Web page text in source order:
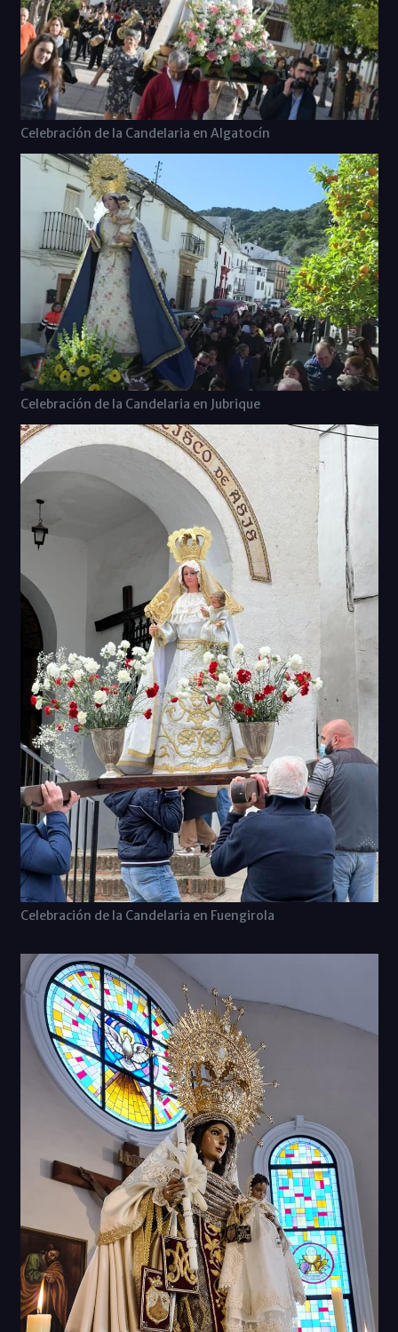
Celebración de la Candelaria en Algatocín
Celebración de la Candelaria en Jubrique
Celebración de la Candelaria en Fuengirola